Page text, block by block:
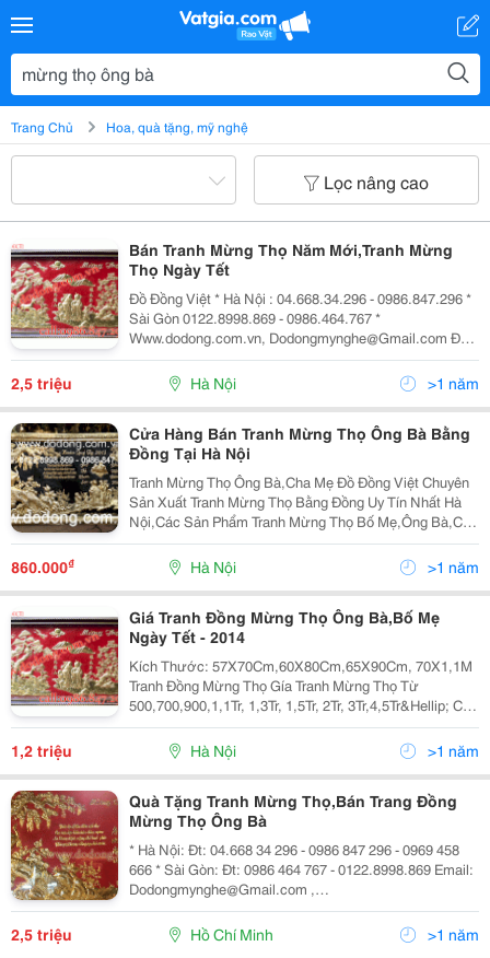
Trang Chủ Hoa, quà tặng, mỹ nghệ
Lọc nâng cao
Bán Tranh Mừng Thọ Năm Mới,Tranh Mừng
Thọ Ngày Tết
Đồ Đồng Việt * Hà Nội : 04.668.34.296 - 0986.847.296 *
Sài Gòn 0122.8998.869 - 0986.464.767 *
Www.dodong.com.vn, Dodongmynghe@Gmail.com Đồ
Đồng Việt Xin Giới T Hiệu Những Mẫu Quà Mừng Thọ ,
Tr An H Mừng Thọ Ông Bà ,Ch
2,5 triệu Hà Nội >1 năm
Cửa Hàng Bán Tranh Mừng Thọ Ông Bà Bằng
Đồng Tại Hà Nội
Tranh Mừng Thọ Ông Bà,Cha Mẹ Đồ Đồng Việt Chuyên
Sản Xuất Tranh Mừng Thọ Bằng Đồng Uy Tín Nhất Hà
Nội,Các Sản Phẩm Tranh Mừng Thọ Bố Mẹ,Ông Bà,Các
Cụ Nhân Dịp Năm Mới Là Nghĩa Cử Cao Đẹp,Báo Hiếu
Công Sinh Thành Và Chúc Cho Các Cụ,Ông Bà Sống
860.000₫ Hà Nội >1 năm
Giá Tranh Đồng Mừng Thọ Ông Bà,Bố Mẹ
Ngày Tết - 2014
Kích Thước: 57X70Cm,60X80Cm,65X90Cm, 70X1,1M
Tranh Đồng Mừng Thọ Gía Tranh Mừng Thọ Từ
500,700,900,1,1Tr, 1,3Tr, 1,5Tr, 2Tr, 3Tr,4,5Tr&Hellip; Các
Mẫu Mã Tranh Đồng Mới Nhất Dịp Mừng Thọ Năm Nay
1,2 triệu Hà Nội >1 năm
Quà Tặng Tranh Mừng Thọ,Bán Trang Đồng
Mừng Thọ Ông Bà
* Hà Nội: Đt: 04.668 34 296 - 0986 847 296 - 0969 458
666 * Sài Gòn: Đt: 0986 464 767 - 0122.8998.869 Email:
Dodongmynghe@Gmail.com ,
Dodongviet05@Gmail.com Web: Www.dodong.com.vn
Www.dodong.vn , Www.dodongquatang.vn ,
Www.dodongviet.com
2,5 triệu Hồ Chí Minh >1 năm